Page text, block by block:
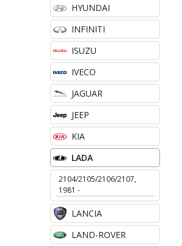
HYUNDAI
INFINITI
ISUZU
IVECO
JAGUAR
JEEP
KIA
LADA
2104/2105/2106/2107,
1981 -
LANCIA
LAND-ROVER